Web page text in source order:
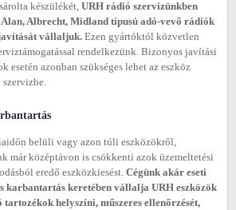
készülékét, URH rádió szervizünkben
Albrecht, Midland típusú adó-vevő rádiók
vállaljuk. Ezen gyártóktól közvetlen
rendelkezünk. Bizonyos javítási
esetén azonban szükséges lehet az eszköz
belüli vagy azon túli eszközökről,
már középtávon is csökkenti azok üzemeltetési
eredő eszközkiesést. Cégünk akár eseti
karbantartás keretében vállalja URH eszközök
tartozékok helyszíni, műszeres ellenőrzését,